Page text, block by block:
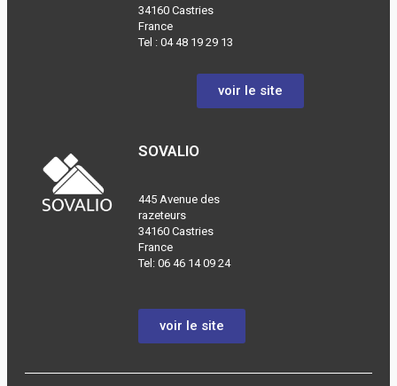
34160 Castries
France
Tel :04 48 19 29 13
voir le site
SOVALIO
445 Avenue des
razeteurs
34160 Castries
France
Tel: 06 46 14 09 24
voir le site